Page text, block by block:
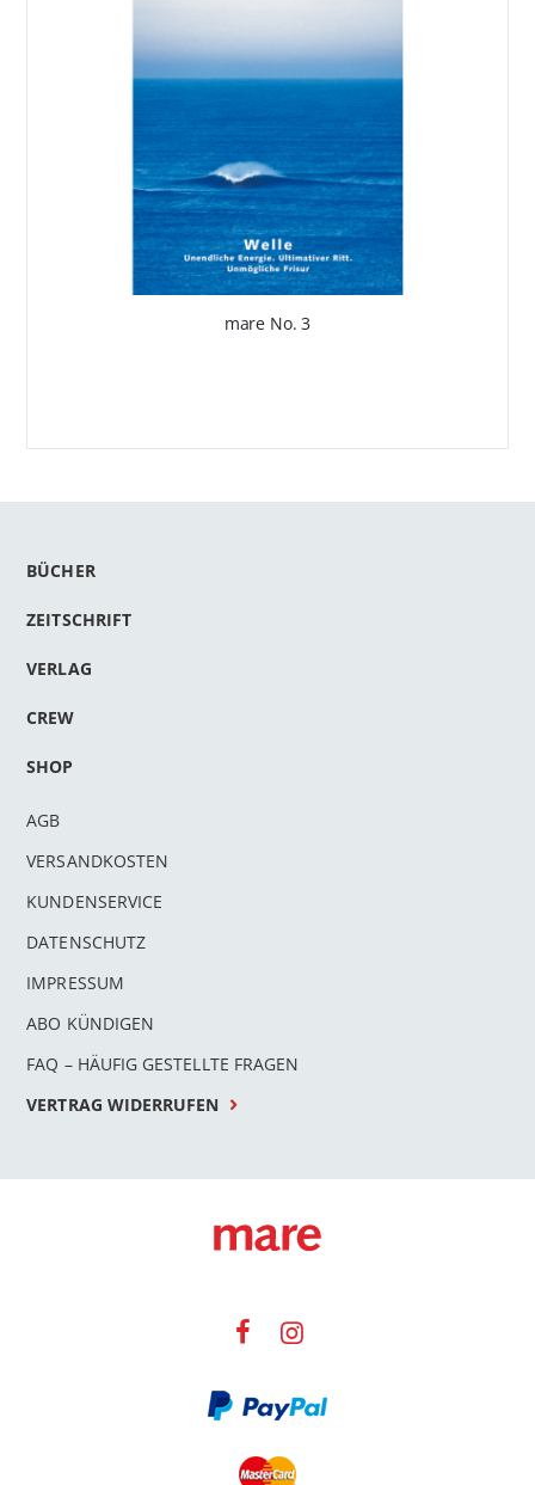
mare No. 3
BÜCHER
ZEITSCHRIFT
VERLAG
CREW
SHOP
AGB
VERSANDKOSTEN
KUNDENSERVICE
DATENSCHUTZ
IMPRESSUM
ABO KÜNDIGEN
FAQ – HÄUFIG GESTELLTE FRAGEN
VERTRAG WIDERRUFEN